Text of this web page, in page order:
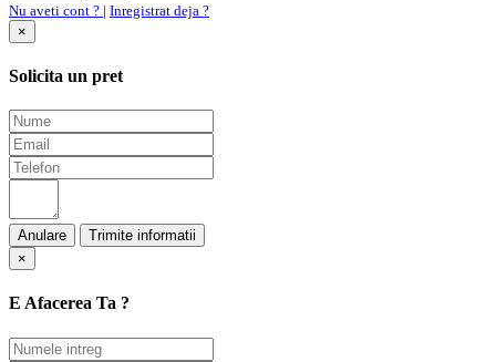
Nu aveti cont ? | Inregistrat deja ?
×
Solicita un pret
Anulare
×
E Afacerea Ta ?